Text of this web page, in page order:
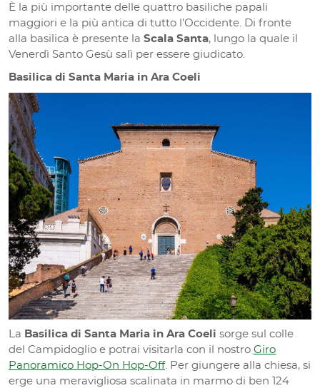
È la più importante delle quattro basiliche papali
maggiori e la più antica di tutto l’Occidente. Di fronte
alla basilica è presente la Scala Santa, lungo la quale il
Venerdì Santo Gesù salì per essere giudicato.
Basilica di Santa Maria in Ara Coeli
La Basilica di Santa Maria in Ara Coeli sorge sul colle
del Campidoglio e potrai visitarla con il nostro Giro
Panoramico Hop-On Hop-Off. Per giungere alla chiesa, si
erge una meravigliosa scalinata in marmo di ben 124